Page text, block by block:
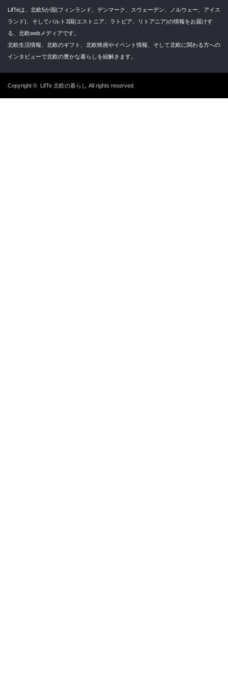
LifTeは、北欧5か国(フィンランド、デンマーク、スウェーデン、ノルウェー、アイス
ランド)、そしてバルト3国(エストニア、ラトビア、リトアニア)の情報をお届けす
る、北欧webメディアです。
北欧生活情報、北欧のギフト、北欧映画やイベント情報、そして北欧に関わる方への
インタビューで北欧の豊かな暮らしを紐解きます。
Copyright © LifTe 北欧の暮らし All rights reserved.